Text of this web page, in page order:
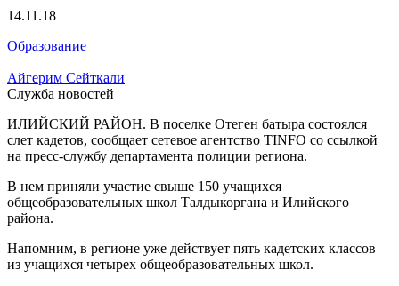
14.11.18
Образование
Айгерим Сейткали
Служба новостей
ИЛИЙСКИЙ РАЙОН. В поселке Отеген батыра состоялся
слет кадетов, сообщает сетевое агентство TINFO со ссылкой
на пресс-службу департамента полиции региона.
В нем приняли участие свыше 150 учащихся
общеобразовательных школ Талдыкоргана и Илийского
района.
Напомним, в регионе уже действует пять кадетских классов
из учащихся четырех общеобразовательных школ.